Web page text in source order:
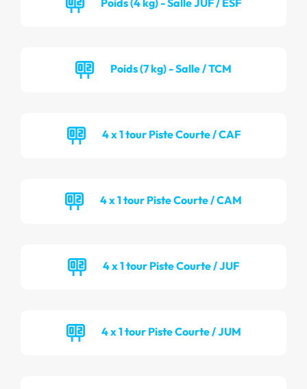
Poids (7 kg) - Salle / TCM
4 x 1 tour Piste Courte / CAF
4 x 1 tour Piste Courte / CAM
4 x 1 tour Piste Courte / JUF
4 x 1 tour Piste Courte / JUM